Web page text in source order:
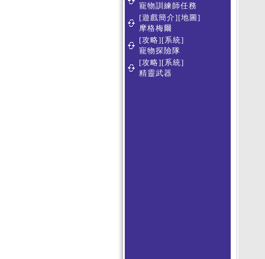
寵物訓練師任務
[遊戲簡介][地圖]
摩格梅爾
[攻略][系統]
寵物探險隊
[攻略][系統]
精靈武器